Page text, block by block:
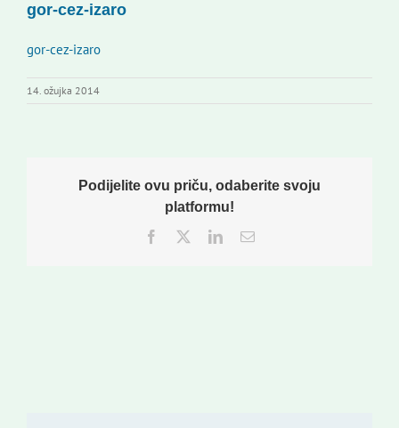
Korisne informacije
gor-cez-izaro
gor-cez-izaro
14. ožujka 2014
Podijelite ovu priču, odaberite svoju
platformu!
Facebook
TwitterLinkedInEmail: